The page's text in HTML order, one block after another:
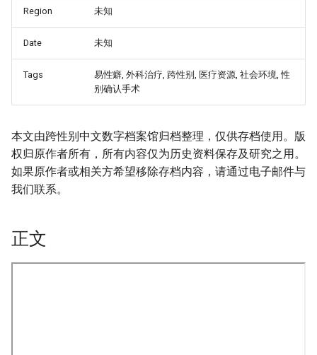
Region 未知
Date 未知
Tags
易性癖, 外科治疗, 跨性别, 医疗资源, 社会环境, 性
别确认手术
本文由跨性别中文数字档案馆归档整理，仅供存档使用。版
权归原作者所有，所有内容仅为历史资料保存及研究之用。
如果原作者或相关方希望移除存档内容，请通过电子邮件与
我们联系。
正文